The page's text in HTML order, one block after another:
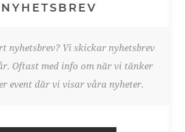
NYHETSBREV
nyhetsbrev? Vi skickar nyhetsbrev
Oftast med info om när vi tänker
event där vi visar våra nyheter.